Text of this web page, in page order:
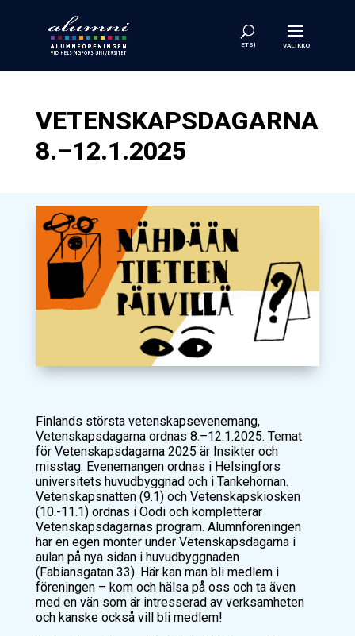
VETENSKAPSDAGARNA
8.–12.1.2025
Finlands största vetenskapsevenemang,
Vetenskapsdagarna ordnas 8.–12.1.2025. Temat
för Vetenskapsdagarna 2025 är Insikter och
misstag. Evenemangen ordnas i Helsingfors
universitets huvudbyggnad och i Tankehörnan.
Vetenskapsnatten (9.1) och Vetenskapskiosken
(10.-11.1) ordnas i Oodi och kompletterar
Vetenskapsdagarnas program. Alumnföreningen
har en egen monter under Vetenskapsdagarna i
aulan på nya sidan i huvudbyggnaden
(Fabiansgatan 33). Här kan man bli medlem i
föreningen – kom och hälsa på oss och ta även
med en vän som är intresserad av verksamheten
och kanske också vill bli medlem!